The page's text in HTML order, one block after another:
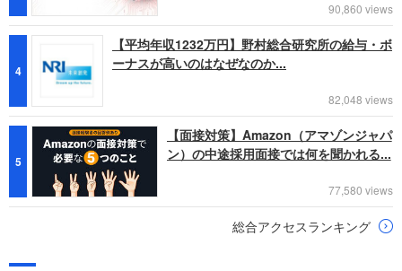
90,860 views
4
【平均年収1232万円】野村総合研究所の給与・ボ
ーナスが高いのはなぜなのか...
82,048 views
5
【面接対策】Amazon（アマゾンジャパ
ン）の中途採用面接では何を聞かれる...
77,580 views
総合アクセスランキング